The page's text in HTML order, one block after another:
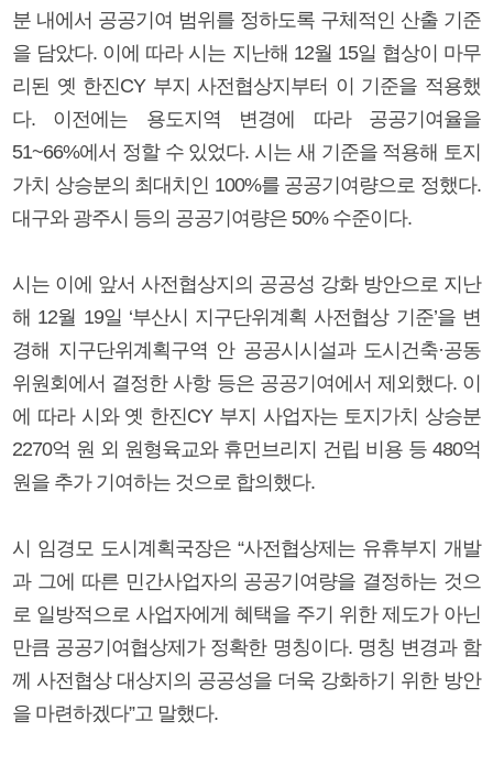
분 내에서 공공기여 범위를 정하도록 구체적인 산출 기준
을 담았다. 이에 따라 시는 지난해 12월 15일 협상이 마무
리된 옛 한진CY 부지 사전협상지부터 이 기준을 적용했
다. 이전에는 용도지역 변경에 따라 공공기여율을
51~66%에서 정할 수 있었다. 시는 새 기준을 적용해 토지
가치 상승분의 최대치인 100%를 공공기여량으로 정했다.
대구와 광주시 등의 공공기여량은 50% 수준이다.
시는 이에 앞서 사전협상지의 공공성 강화 방안으로 지난
해 12월 19일 ‘부산시 지구단위계획 사전협상 기준’을 변
경해 지구단위계획구역 안 공공시시설과 도시건축·공동
위원회에서 결정한 사항 등은 공공기여에서 제외했다. 이
에 따라 시와 옛 한진CY 부지 사업자는 토지가치 상승분
2270억 원 외 원형육교와 휴먼브리지 건립 비용 등 480억
원을 추가 기여하는 것으로 합의했다.
시 임경모 도시계획국장은 “사전협상제는 유휴부지 개발
과 그에 따른 민간사업자의 공공기여량을 결정하는 것으
로 일방적으로 사업자에게 혜택을 주기 위한 제도가 아닌
만큼 공공기여협상제가 정확한 명칭이다. 명칭 변경과 함
께 사전협상 대상지의 공공성을 더욱 강화하기 위한 방안
을 마련하겠다”고 말했다.